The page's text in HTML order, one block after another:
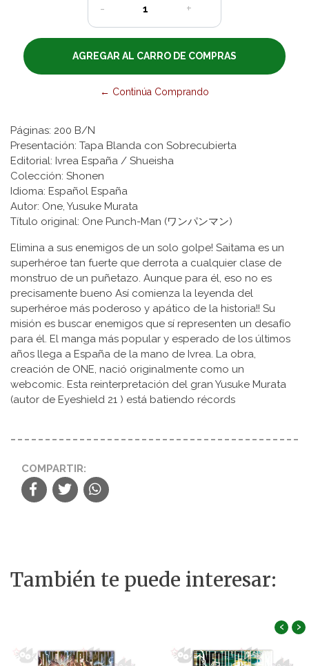
- +
← Continúa Comprando
Páginas: 200 B/N
Presentación: Tapa Blanda con Sobrecubierta
Editorial: Ivrea España / Shueisha
Colección: Shonen
Idioma: Español España
Autor: One, Yusuke Murata
Título original: One Punch-Man (ワンパンマン)
Elimina a sus enemigos de un solo golpe! Saitama es un
superhéroe tan fuerte que derrota a cualquier clase de
monstruo de un puñetazo. Aunque para él, eso no es
precisamente bueno Así comienza la leyenda del
superhéroe más poderoso y apático de la historia!! Su
misión es buscar enemigos que sí representen un desafío
para él. El manga más popular y esperado de los últimos
años llega a España de la mano de Ivrea. La obra,
creación de ONE, nació originalmente como un
webcomic. Esta reinterpretación del gran Yusuke Murata
(autor de Eyeshield 21 ) está batiendo récords
COMPARTIR:
También te puede interesar:
‹ ›